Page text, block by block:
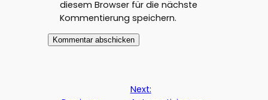
diesem Browser für die nächste
Kommentierung speichern.
Next: